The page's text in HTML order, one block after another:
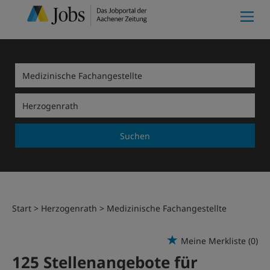
Suchen
Start Herzogenrath Medizinische Fachangestellte
Meine Merkliste (0)
125 Stellenangebote für